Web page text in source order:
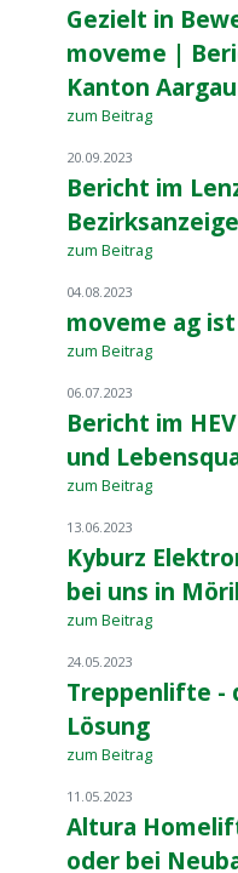
Gezielt in
moveme |
Kanton Aargau
zum Beitrag
20.09.2023
Bericht im
zum Beitrag
04.08.2023
moveme ag ist
zum Beitrag
06.07.2023
Bericht im
und
zum Beitrag
13.06.2023
Kyburz
bei uns in
zum Beitrag
24.05.2023
Treppenlifte -
Lösung
zum Beitrag
11.05.2023
Altura
oder bei